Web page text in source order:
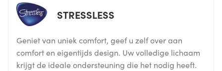
STRESSLESS
Geniet van uniek comfort, geef u zelf over aan
comfort en eigentijds design. Uw volledige lichaam
krijgt de ideale ondersteuning die het nodig heeft.